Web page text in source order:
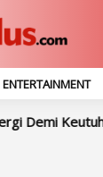
ENTERTAINMENT
NKRI